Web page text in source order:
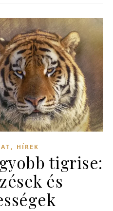
, HÍREK
tigrise:
és